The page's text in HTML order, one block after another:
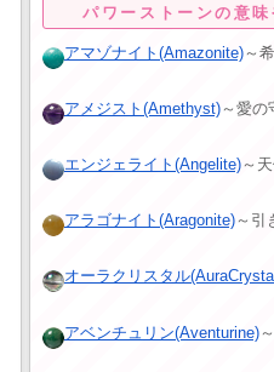
パワーストーンの意
アマゾナイト(Amazonite)～
アメジスト(Amethyst)～愛の
エンジェライト(Angelite)～
アラゴナイト(Aragonite)～引
オーラクリスタル
アベンチュリン(Aventurine)